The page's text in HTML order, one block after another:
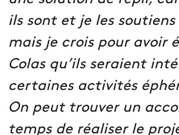
ils sont et je les
mais je crois pour avoir
Colas qu’ils seraient
certaines activités
On peut trouver un
temps de réaliser le